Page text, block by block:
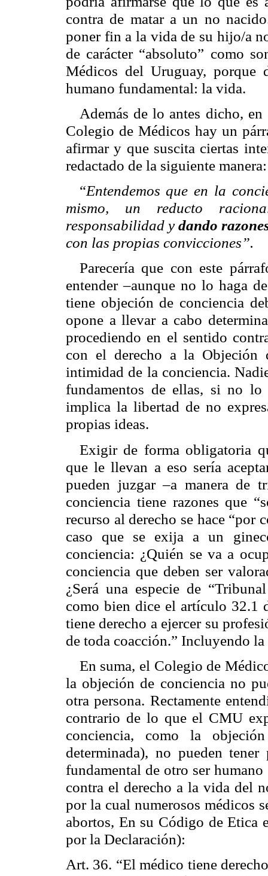
contra de matar a un no
poner fin a la vida de su hijo/a
de carácter “absoluto” como
Médicos del Uruguay, porque
humano fundamental: la vida.
Además de lo antes dicho,
Colegio de Médicos hay un
afirmar y que suscita ciertas
redactado de la siguiente manera:
“Entendemos que en la
mismo, un reducto
responsabilidad y dando
con las propias convicciones”.
Parecería que con este
entender –aunque no lo haga
tiene objeción de conciencia
opone a llevar a cabo
procediendo en el sentido
con el derecho a la Objeción
intimidad de la conciencia.
fundamentos de ellas, si no lo
implica la libertad de no
propias ideas.
Exigir de forma obligatoria
que le llevan a eso sería
pueden juzgar –a manera de
conciencia tiene razones que
recurso al derecho se hace “por
caso que se exija a un
conciencia: ¿Quién se va a
conciencia que deben ser
¿Será una especie de
como bien dice el artículo 32.1
tiene derecho a ejercer su
de toda coacción.” Incluyendo la
En suma, el Colegio de
la objeción de conciencia no
otra persona. Rectamente
contrario de lo que el CMU
conciencia, como la
determinada), no pueden
fundamental de otro ser
contra el derecho a la vida del
por la cual numerosos médicos
abortos, En su Código de
por la Declaración):
Art. 36. “El médico tiene